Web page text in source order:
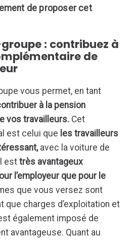
de proposer cet
: contribuez à
de
vous permet, en tant
à la pension
vos travailleurs. Cet
est celui que les travailleurs
avec la voiture de
est très avantageux
l’employeur que pour le
que vous versez sont
que charges d’exploitation et
également imposé de
avantageuse. Quant au